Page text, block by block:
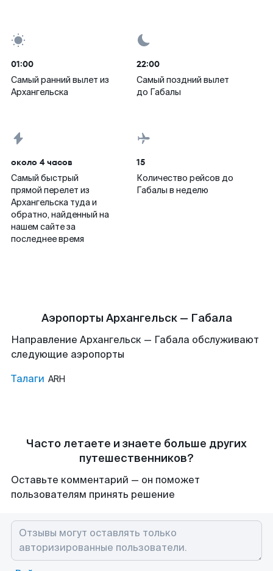
01:00
Самый ранний вылет из
Архангельска
22:00
Самый поздний вылет
до Габалы
около 4 часов
Самый быстрый
прямой перелет из
Архангельска туда и
обратно, найденный на
нашем сайте за
последнее время
15
Количество рейсов до
Габалы в неделю
Аэропорты Архангельск — Габала
Направление Архангельск — Габала обслуживают
следующие аэропорты
Талаги ARH
Часто летаете и знаете больше других
путешественников?
Оставьте комментарий — он поможет
пользователям принять решение